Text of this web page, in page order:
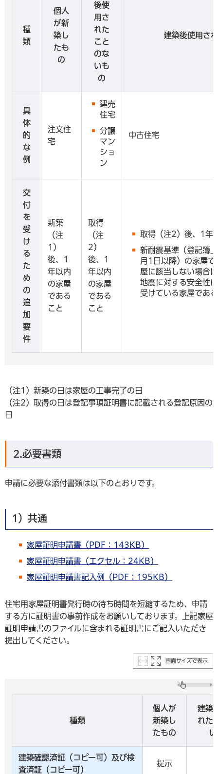
種
類
個人
が新
築し
たも
の
後使
用さ
れた
こと
のな
いも
の
建築後使用さ
具
体
的
な
例
注文住
宅
建売
住宅
分譲
マン
ショ
ン
中古住宅
交
付
を
受
け
る
た
め
の
追
加
要
件
新築
（注
1）
後、1
年以内
の家屋
である
こと
取得
（注
2）
後、1
年以内
の家屋
である
こと
取得（注2）後、1年
新耐震基準（登記簿
月1日以降）の家屋
屋に該当しない場合
地震に対する安全性
受けている家屋であ
（注1）新築の日は家屋の工事完了の日
（注2）取得の日は登記事項証明書に記載される登記原因の
日
2.必要書類
申請に必要な添付書類は以下のとおりです。
1）共通
家屋証明申請書（PDF：143KB）
家屋証明申請書（エクセル：24KB）
家屋証明申請書記入例（PDF：195KB）
住宅用家屋証明書発行時の待ち時間を短縮するため、申請
する方に証明書の事前作成をお願いしております。上記家屋
証明申請書のファイルに含まれる証明書にご記入いただき
提出してください。
画面サイズで表示
種類
個人が
新築し
たもの
建築
れた
建築確認済証（コピー可）及び検
査済証（コピー可）
提示